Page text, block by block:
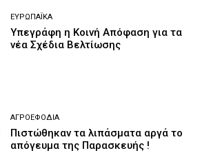
ΕΥΡΩΠΑΪΚΆ
Υπεγράφη η Κοινή Απόφαση για τα
νέα Σχέδια Βελτίωσης
ΑΓΡΟΕΦΌΔΙΑ
Πιστώθηκαν τα λιπάσματα αργά το
απόγευμα της Παρασκευής !